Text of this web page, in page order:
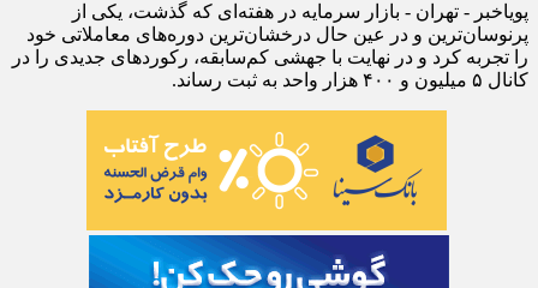
پویاخبر - تهران - بازار سرمایه در هفته‌ای که گذشت، یکی از
پرنوسان‌ترین و در عین حال درخشان‌ترین دوره‌های معاملاتی خود
را تجربه کرد و در نهایت با جهشی کم‌سابقه، رکوردهای جدیدی را در
کانال ۵ میلیون و ۴۰۰ هزار واحد به ثبت رساند.